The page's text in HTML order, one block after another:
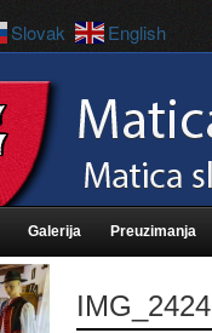
Galerija Preuzimanja
IMG_2424
Slovak English